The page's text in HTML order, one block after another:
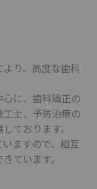
り、高度な歯科
に、歯科矯正の
士、予防治療の
ております。
ますので、相互
ています。